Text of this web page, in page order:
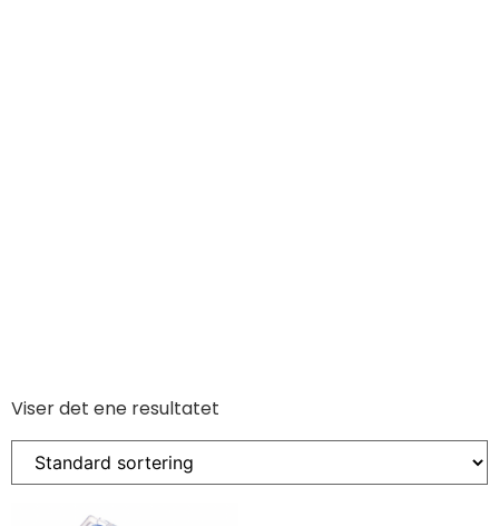
Viser det ene resultatet